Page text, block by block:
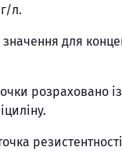
л.
для
розраховано